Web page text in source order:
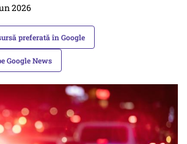
2026
preferată în Google
Google News